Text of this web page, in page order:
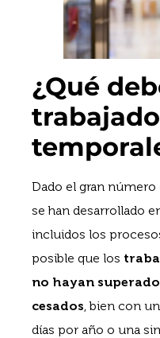
¿Qué
Dado el gran
se han desarrollado
incluidos los
posible que los
no hayan
cesados, bien con
días por año o una